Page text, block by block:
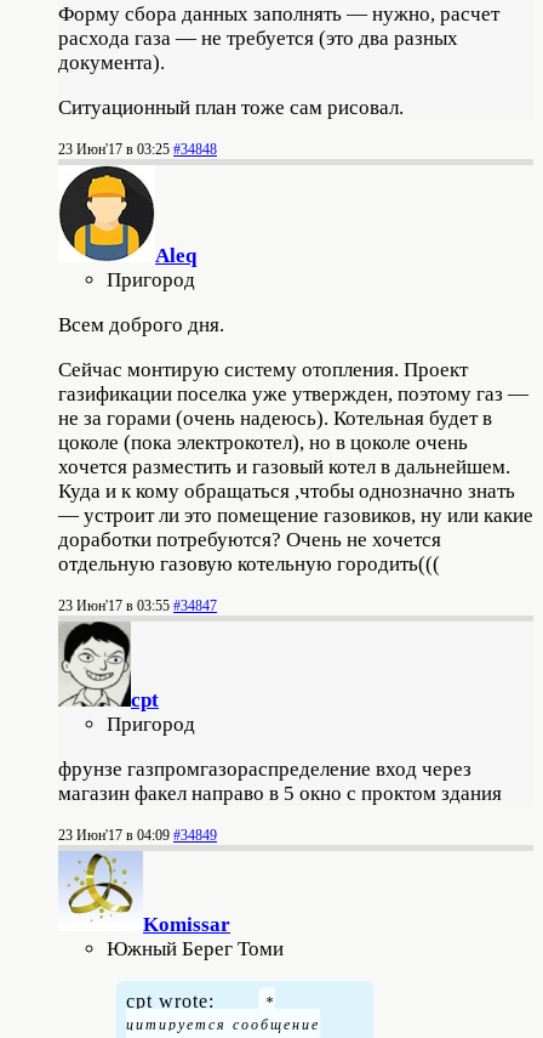
Форму сбора данных заполнять — нужно, расчет
расхода газа — не требуется (это два разных
документа).
Ситуационный план тоже сам рисовал.
23 Июн'17 в 03:25 #34848
Aleq
Пригород
Всем доброго дня.
Сейчас монтирую систему отопления. Проект
газификации поселка уже утвержден, поэтому газ —
не за горами (очень надеюсь). Котельная будет в
цоколе (пока электрокотел), но в цоколе очень
хочется разместить и газовый котел в дальнейшем.
Куда и к кому обращаться ,чтобы однозначно знать
— устроит ли это помещение газовиков, ну или какие
доработки потребуются? Очень не хочется
отдельную газовую котельную городить(((
23 Июн'17 в 03:55 #34847
cpt
Пригород
фрунзе газпромгазораспределение вход через
магазин факел направо в 5 окно с проктом здания
23 Июн'17 в 04:09 #34849
Komissar
Южный Берег Томи
cpt wrote: